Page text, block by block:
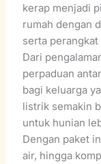
kerap menjadi
rumah dengan
serta
Dari
perpaduan
bagi keluarga
listrik semakin
untuk hunian
Dengan paket
air, hingga